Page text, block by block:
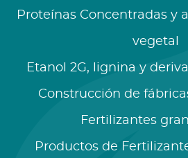
Proteínas Concentradas y
vegetal
Etanol 2G, lignina y
Construcción de
Fertilizantes
Productos de